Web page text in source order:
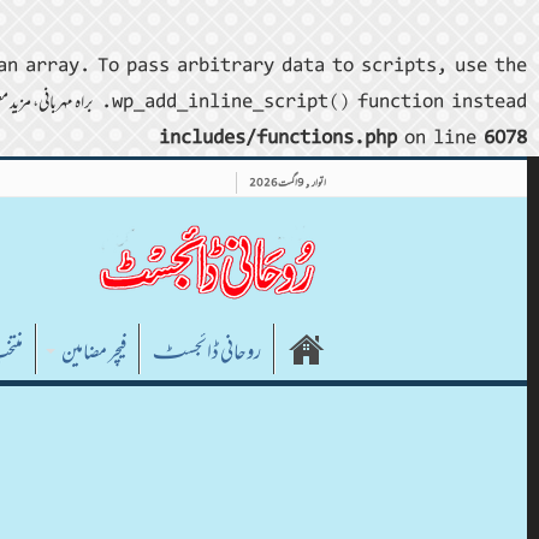
array. To pass arbitrary data to scripts, use the
wp_add_inline_script() function instead. براہ مہربانی، مزید معلومات کے لیے
includes/functions.phpon line 6078
اتوار , 9 اگست 2026
روحانی ڈائجسٹـ فیچر مضامین